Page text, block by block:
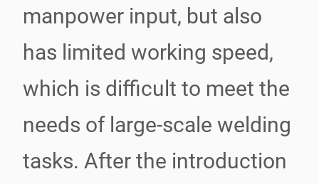
manpower input, but also
has limited working speed,
which is difficult to meet the
needs of large-scale welding
tasks. After the introduction